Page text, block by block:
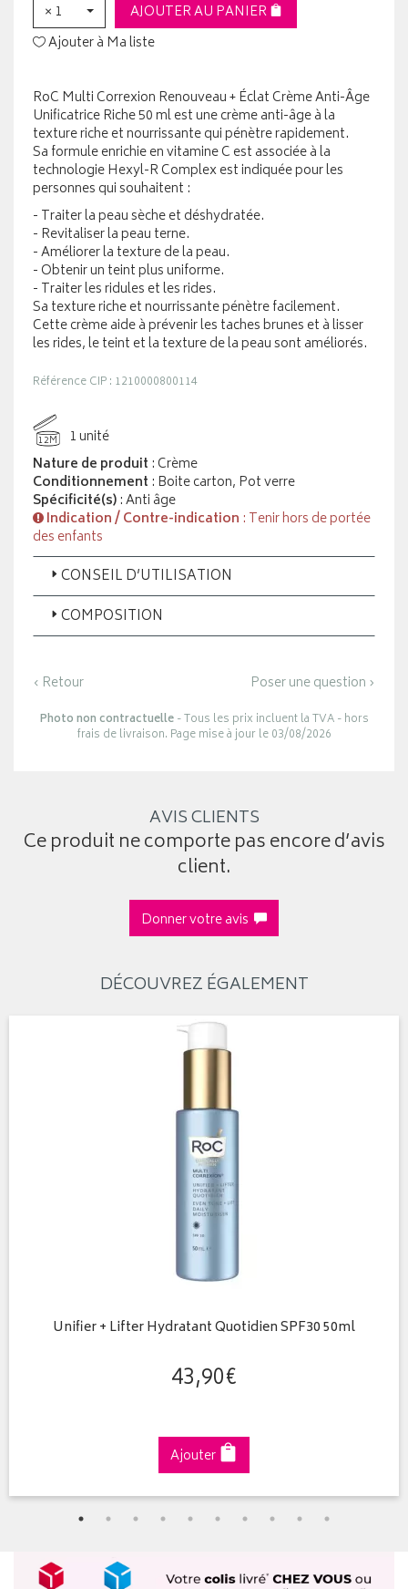
× 1
AJOUTER AU PANIER
Ajouter à Ma liste
RoC Multi Correxion Renouveau + Éclat Crème Anti-Âge
Unificatrice Riche 50 ml est une crème anti-âge à la
texture riche et nourrissante qui pénètre rapidement.
Sa formule enrichie en vitamine C est associée à la
technologie Hexyl-R Complex est indiquée pour les
personnes qui souhaitent :
- Traiter la peau sèche et déshydratée.
- Revitaliser la peau terne.
- Améliorer la texture de la peau.
- Obtenir un teint plus uniforme.
- Traiter les ridules et les rides.
Sa texture riche et nourrissante pénètre facilement.
Cette crème aide à prévenir les taches brunes et à lisser
les rides, le teint et la texture de la peau sont améliorés.
Référence CIP : 1210000800114
12M
1 unité
Nature de produit : Crème
Conditionnement : Boite carton, Pot verre
Spécificité(s): Anti âge
Indication / Contre-indication : Tenir hors de portée
des enfants
CONSEIL D’UTILISATION
COMPOSITION
‹ Retour Poser une question ›
Photo non contractuelle- Tous les prix incluent la TVA - hors
frais de livraison. Page mise à jour le 03/08/2026
AVIS CLIENTS
Ce produit ne comporte pas encore d’avis
client.
Donner votre avis
DÉCOUVREZ ÉGALEMENT
Unifier + Lifter Hydratant Quotidien SPF30 50ml
43,90€
Ajouter